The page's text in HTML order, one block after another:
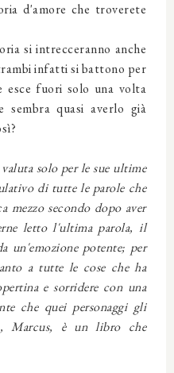
d'amore che troverete
si intrecceranno anche
infatti si battono per
esce fuori solo una volta
sembra quasi averlo già
solo per le sue ultime
di tutte le parole che
mezzo secondo dopo aver
letto l'ultima parola, il
un'emozione potente; per
a tutte le cose che ha
e sorridere con una
che quei personaggi gli
Marcus, è un libro che